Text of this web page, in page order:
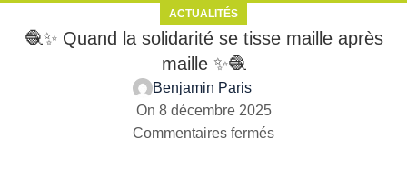
ACTUALITÉS
🧶✨ Quand la solidarité se tisse maille après
maille ✨🧶
Benjamin Paris
On 8 décembre 2025
Commentaires fermés